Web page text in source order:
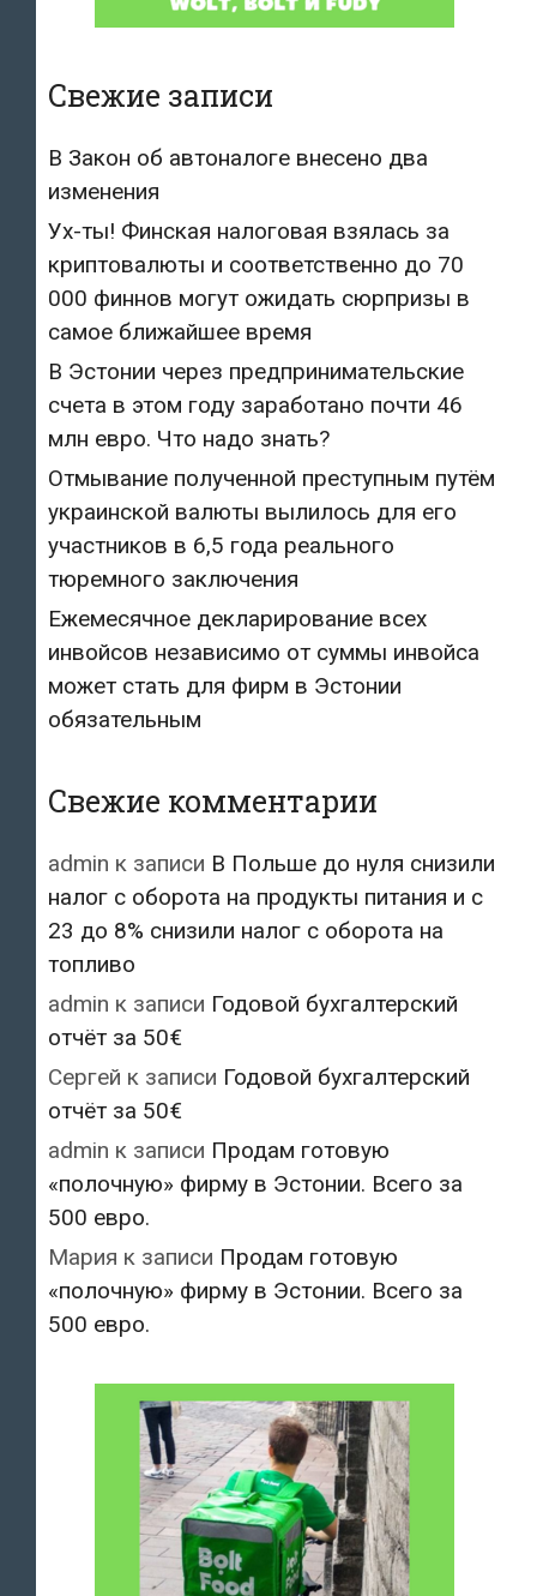
Свежие записи
В Закон об автоналоге внесено два
изменения
Ух-ты! Финская налоговая взялась за
криптовалюты и соответственно до 70
000 финнов могут ожидать сюрпризы в
самое ближайшее время
В Эстонии через предпринимательские
счета в этом году заработано почти 46
млн евро. Что надо знать?
Отмывание полученной преступным путём
украинской валюты вылилось для его
участников в 6,5 года реального
тюремного заключения
Ежемесячное декларирование всех
инвойсов независимо от суммы инвойса
может стать для фирм в Эстонии
обязательным
Свежие комментарии
admin к записи В Польше до нуля снизили
налог с оборота на продукты питания и с
23 до 8% снизили налог с оборота на
топливо
admin к записи Годовой бухгалтерский
отчёт за 50€
Сергей к записи Годовой бухгалтерский
отчёт за 50€
admin к записи Продам готовую
«полочную» фирму в Эстонии. Всего за
500 евро.
Мария к записи Продам готовую
«полочную» фирму в Эстонии. Всего за
500 евро.